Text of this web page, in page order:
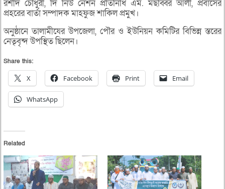
রশীদ চৌধুরী, দি নিউ নেশন প্রতিনিধি এম. মছব্বির আলী, প্রবাসের
প্রহরের বার্তা সম্পাদক মাহফুজ শাকিল প্রমুখ।
অনুষ্ঠানে তালামীযের উপজেলা, পৌর ও ইউনিয়ন কমিটির বিভিন্ন স্তরের
নেতৃবৃন্দ উপস্থিত ছিলেন।
Share this:
X Facebook Print Email
WhatsApp
Related